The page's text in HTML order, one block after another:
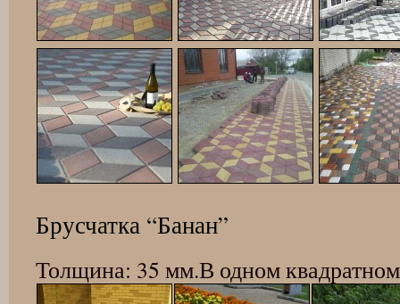
Брусчатка “Банан”
Толщина: 35 мм.В одном